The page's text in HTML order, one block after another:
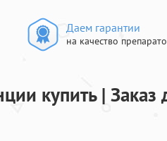
Даем гарантии
на качество
купить |